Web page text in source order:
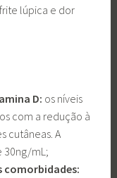
lúpica e dor
D: os níveis
com a redução à
cutâneas. A
30ng/mL;
comorbidades: